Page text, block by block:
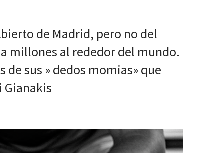
de Madrid, pero no del
millones al rededor del mundo.
de sus » dedos momias» que
Gianakis